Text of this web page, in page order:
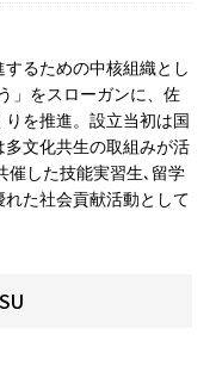
るための中核組織とし
」をスローガンに、佐
を推進。設立当初は国
文化共生の取組みが活
催した技能実習生､留学
た社会貢献活動として